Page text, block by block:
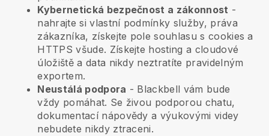
Kybernetická bezpečnost a zákonnost -
nahrajte si vlastní podmínky služby, práva
zákazníka, získejte pole souhlasu s cookies a
HTTPS všude. Získejte hosting a cloudové
úložiště a data nikdy neztratíte pravidelným
exportem.
Neustálá podpora - Blackbell vám bude
vždy pomáhat. Se živou podporou chatu,
dokumentací nápovědy a výukovými videy
nebudete nikdy ztraceni.